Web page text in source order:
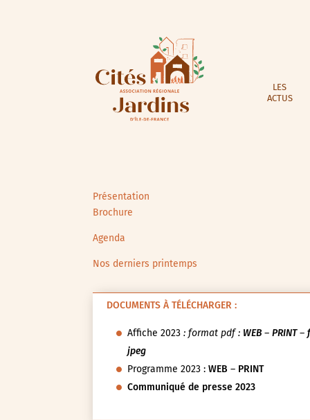
LES
ACTUS
Présentation
Brochure
Agenda
Nos derniers printemps
DOCUMENTS À TÉLÉCHARGER :
Affiche 2023 : format pdf : WEB –PRINT–
jpeg
Programme 2023 :WEB – PRINT
Communiqué de presse 2023